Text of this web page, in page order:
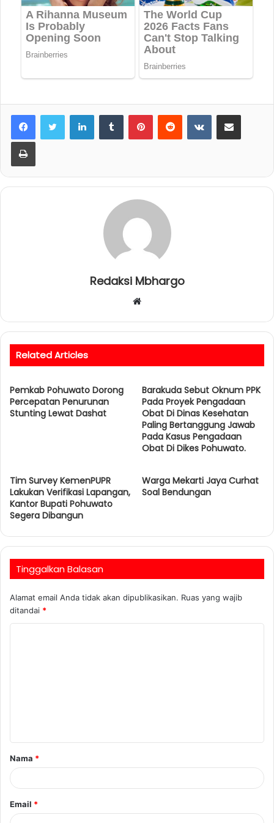
Redaksi Mbhargo
b
s
e
Related Articles
Pemkab Pohuwato Dorong
Percepatan Penurunan
Stunting Lewat Dashat
Barakuda Sebut Oknum PPK
Pada Proyek Pengadaan
Obat Di Dinas Kesehatan
Paling Bertanggung Jawab
Pada Kasus Pengadaan
Obat Di Dikes Pohuwato.
Tim Survey KemenPUPR
Lakukan Verifikasi Lapangan,
Kantor Bupati Pohuwato
Segera Dibangun
Warga Mekarti Jaya Curhat
Soal Bendungan
Tinggalkan Balasan
Alamat email Anda tidak akan dipublikasikan. Ruas yang wajib
ditandai *
Nama *
Email *